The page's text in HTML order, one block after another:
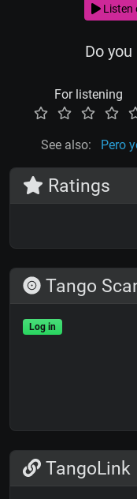
Listen
Do
For listening
See also: Pero
Ratings
Tango
Log in
TangoLink